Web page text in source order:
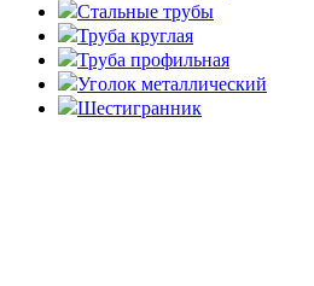
Стальные трубы
Труба круглая
Труба профильная
Уголок металлический
Шестигранник